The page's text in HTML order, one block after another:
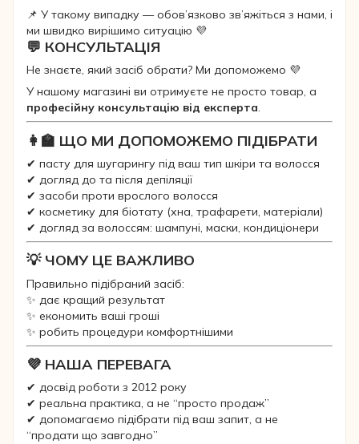
📌 У такому випадку — обов’язково зв’яжіться з нами, і
ми швидко вирішимо ситуацію 💜
💬 КОНСУЛЬТАЦІЯ
Не знаєте, який засіб обрати? Ми допоможемо 💜
У нашому магазині ви отримуєте не просто товар, а
професійну консультацію від експерта.
👩‍🏫 ЩО МИ ДОПОМОЖЕМО ПІДІБРАТИ
✔ пасту для шугарингу під ваш тип шкіри та волосся
✔ догляд до та після депіляції
✔ засоби проти врослого волосся
✔ косметику для біотату (хна, трафарети, матеріали)
✔ догляд за волоссям: шампуні, маски, кондиціонери
💡 ЧОМУ ЦЕ ВАЖЛИВО
Правильно підібраний засіб:
✨ дає кращий результат
✨ економить ваші гроші
✨ робить процедури комфортнішими
💜 НАША ПЕРЕВАГА
✔ досвід роботи з 2012 року
✔ реальна практика, а не “просто продаж”
✔ допомагаємо підібрати під ваш запит, а не
“продати що завгодно”